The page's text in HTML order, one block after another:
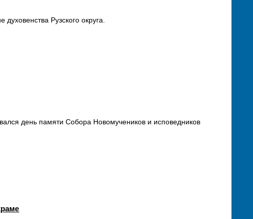
Рузского округа.
день памяти Собора Новомучеников и исповедников